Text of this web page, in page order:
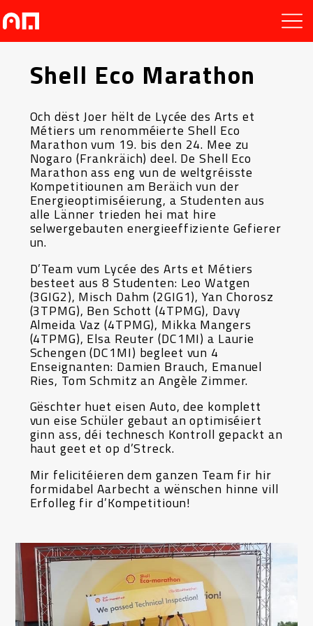
Shell Eco Marathon
Och dëst Joer hëlt de Lycée des Arts et
Métiers um renomméierte Shell Eco
Marathon vum 19. bis den 24. Mee zu
Nogaro (Frankräich) deel. De Shell Eco
Marathon ass eng vun de weltgréisste
Kompetitiounen am Beräich vun der
Energieoptimiséierung, a Studenten aus
alle Länner trieden hei mat hire
selwergebauten energieeffiziente Gefierer
un.
D’Team vum Lycée des Arts et Métiers
besteet aus 8 Studenten: Leo Watgen
(3GIG2), Misch Dahm (2GIG1), Yan Chorosz
(3TPMG), Ben Schott (4TPMG), Davy
Almeida Vaz (4TPMG), Mikka Mangers
(4TPMG), Elsa Reuter (DC1MI) a Laurie
Schengen (DC1MI) begleet vun 4
Enseignanten: Damien Brauch, Emanuel
Ries, Tom Schmitz an Angèle Zimmer.
Gëschter huet eisen Auto, dee komplett
vun eise Schüler gebaut an optimiséiert
ginn ass, déi technesch Kontroll gepackt an
haut geet et op d’Streck.
Mir felicitéieren dem ganzen Team fir hir
formidabel Aarbecht a wënschen hinne vill
Erfolleg fir d’Kompetitioun!